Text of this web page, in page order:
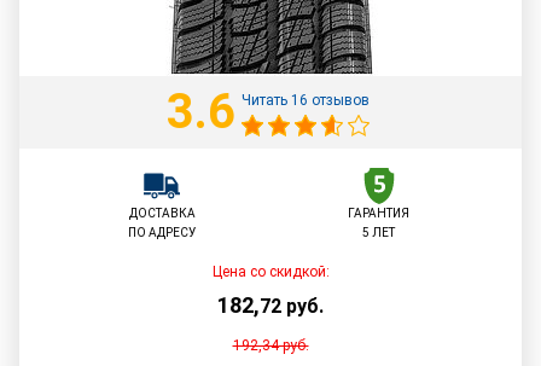
3.6 Читать 16 отзывов
ДОСТАВКА
ПО АДРЕСУ
ГАРАНТИЯ
5 ЛЕТ
Цена со скидкой:
182,72 руб.
192,34руб.